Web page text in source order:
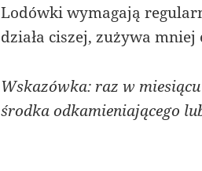
Lodówki wymagają
działa ciszej, zużywa
Wskazówka: raz w
środka odkamieniającego